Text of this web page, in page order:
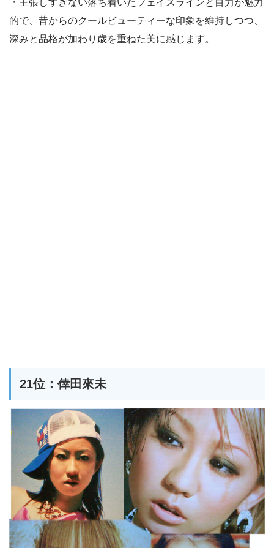
・主張しすぎない落ち着いたフェイスラインと目力が魅力
的で、昔からのクールビューティーな印象を維持しつつ、
深みと品格が加わり歳を重ねた美に感じます。
21位：倖田來未